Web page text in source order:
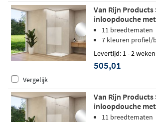
Van Rijn Products
inloopdouche
Mat wit
11 breedtematen
7 kleuren profiel/
Levertijd: 1 - 2 weken
505,01
Vergelijk
Van Rijn Products
inloopdouche
Mat wit
11 breedtematen